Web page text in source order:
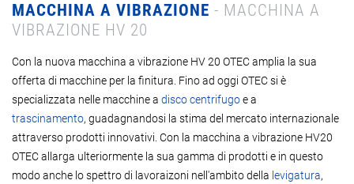
MACCHINA A VIBRAZIONE - MACCHINA A
VIBRAZIONE HV 20
Con la nuova macchina a vibrazione HV 20 OTEC amplia la sua
offerta di macchine per la finitura. Fino ad oggi OTEC si è
specializzata nelle macchine a disco centrifugoe a
trascinamento, guadagnandosi la stima del mercato internazionale
attraverso prodotti innovativi. Con la macchina a vibrazione HV20
OTEC allarga ulteriormente la sua gamma di prodotti e in questo
modo anche lo spettro di lavoraizoni nell'ambito della levigatura,